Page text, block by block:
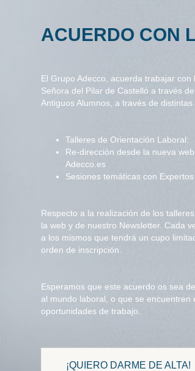
ACUERDO CON
El Grupo Adecco, acuerda trabajar
Señora del Pilar de Castelló a través
Antiguos Alumnos, a través de distintas
Talleres de Orientación Laboral:
Re-dirección desde la nueva
Adecco.es
Sesiones temáticas con
Respecto a la realización de los
la web y de nuestro Newsletter. Cada
a los mismos que tendrá un cupo
orden de inscripción.
Esperamos que este acuerdo os sea
al mundo laboral, o que se
oportunidades de trabajo.
¡QUIERO DARME DE ALTA!